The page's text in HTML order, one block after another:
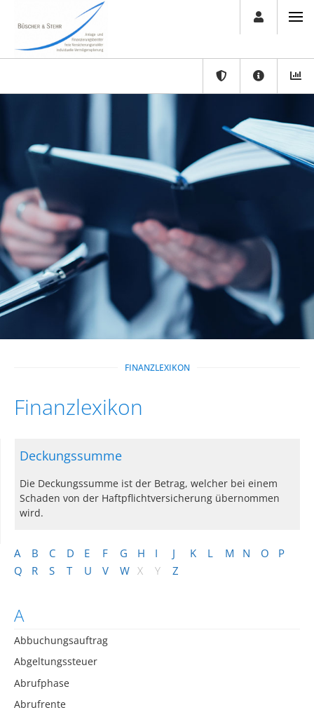
FINANZLEXIKON
Finanzlexikon
A B C D E F G H I J K L M N O
P
Q
R S T U V W X Y Z
A
Abbuchungsauftrag
Abgeltungssteuer
Abrufphase
Abrufrente
Deckungssumme
Die Deckungssumme ist der Betrag, welcher bei einem
Schaden von der Haftpflichtversicherung übernommen
wird.